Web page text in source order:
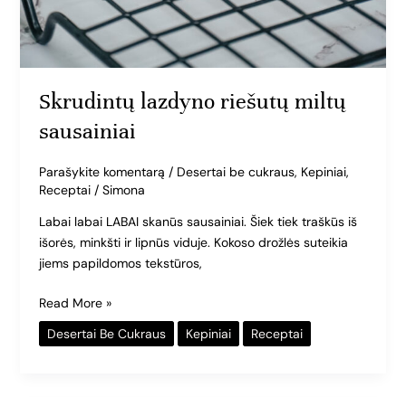
Skrudintų lazdyno riešutų miltų
sausainiai
Parašykite komentarą / Desertai be cukraus, Kepiniai,
Receptai/ Simona
Labai labai LABAI skanūs sausainiai. Šiek tiek traškūs iš
išorės, minkšti ir lipnūs viduje. Kokoso drožlės suteikia
jiems papildomos tekstūros,
Read More »
Desertai Be Cukraus
Kepiniai Receptai